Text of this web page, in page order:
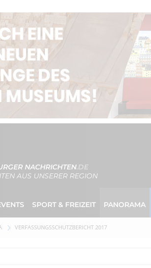
NACHRICHTEN.DE
AUS UNSERER REGION
SPORT & FREIZEIT PANORAMA
VERFASSUNGSSCHUTZBERICHT 2017